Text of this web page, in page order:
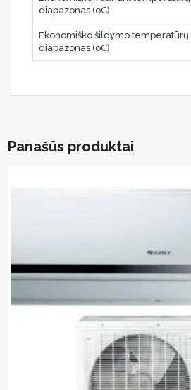
diapazonas (oC)
Ekonomiško šildymo temperatūrų
diapazonas (oC)
Panašūs produktai